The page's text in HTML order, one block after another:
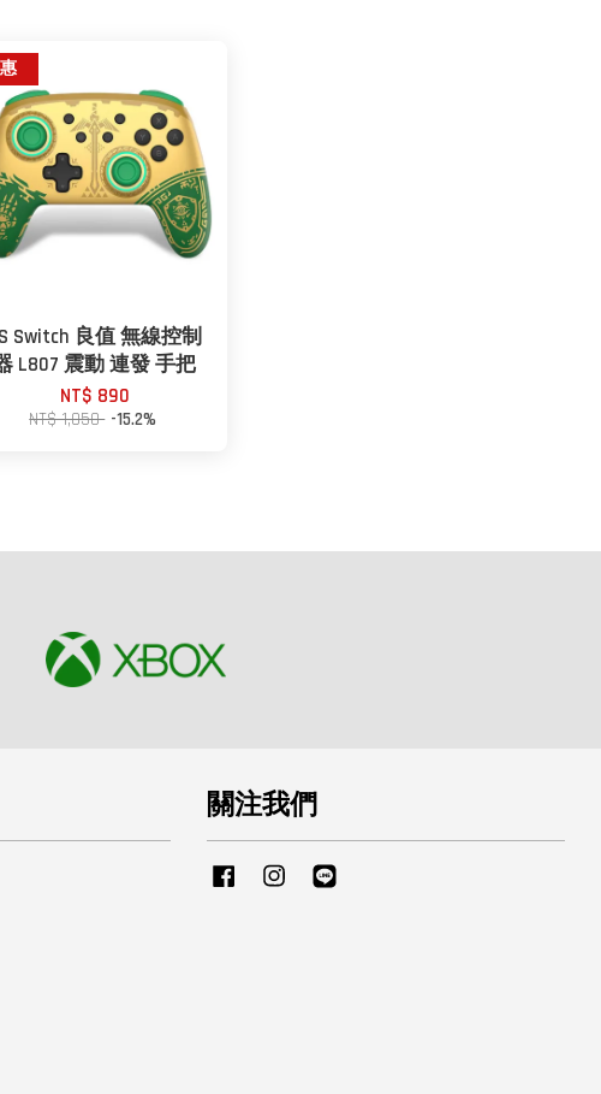
Switch 良值 無線控制
L807 震動 連發 手把
NT$ 890
NT$ 1,050 -15.2%
關注我們
Facebook Instagram